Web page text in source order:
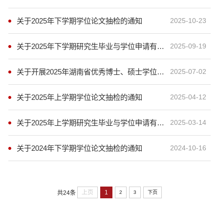
关于2025年下学期学位论文抽检的通知 2025-10-23
关于2025年下学期研究生毕业与学位申请有关事宜的通知 2025-09-19
关于开展2025年湖南省优秀博士、硕士学位论文推荐工作及湘潭大学优秀博士、硕士学位论文评选工作的通知 2025-07-02
关于2025年上学期学位论文抽检的通知 2025-04-12
关于2025年上学期研究生毕业与学位申请有关事宜的通知 2025-03-14
关于2024年下学期学位论文抽检的通知 2024-10-16
共24条 上页 1 2 3 下页